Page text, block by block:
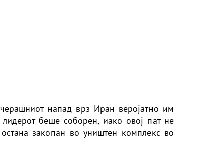
напад врз Иран веројатно им
беше соборен, иако овој пат не
закопан во уништен комплекс во